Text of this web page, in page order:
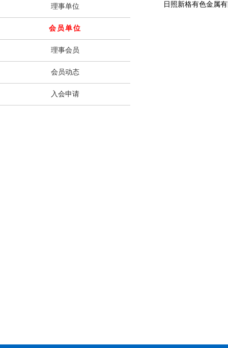
理事单位
会员单位
理事会员
会员动态
入会申请
日照新格有色金属